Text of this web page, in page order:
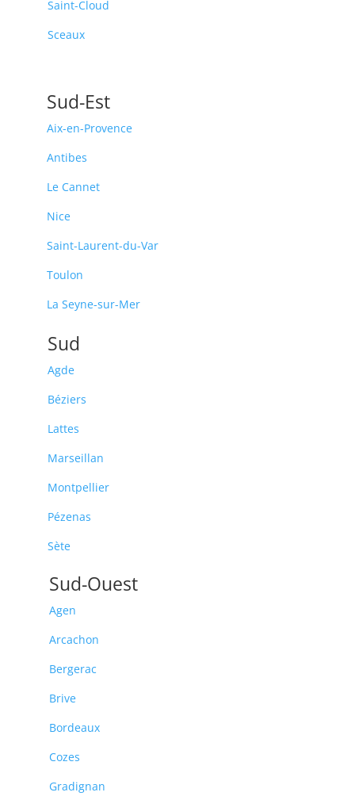
Saint-Cloud
Sceaux
Sud-Est
Aix-en-Provence
Antibes
Le Cannet
Nice
Saint-Laurent-du-Var
Toulon
La Seyne-sur-Mer
Sud
Agde
Béziers
Lattes
Marseillan
Montpellier
Pézenas
Sète
Sud-Ouest
Agen
Arcachon
Bergerac
Brive
Bordeaux
Cozes
Gradignan